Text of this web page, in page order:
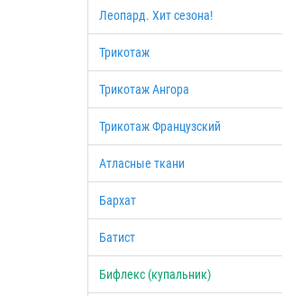
Леопард. Хит сезона!
Трикотаж
Трикотаж Ангора
Трикотаж Французский
Атласные ткани
Бархат
Батист
Бифлекс (купальник)